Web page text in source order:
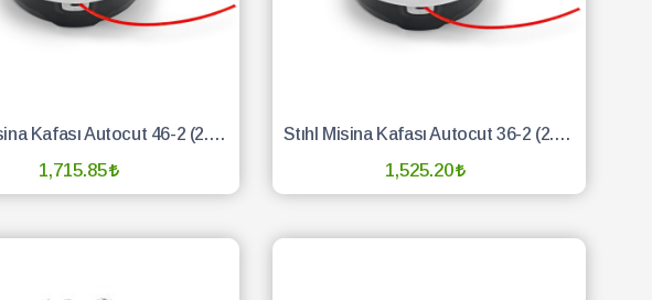
Stıhl Misina Kafası Autocut 46-2 (2.7mm) Yan Tırpan Model Orij
1,715.85
Stıhl Misina Kafası Autocut 36-2 (2.7mm) Sırt Model Orij
1,525.20